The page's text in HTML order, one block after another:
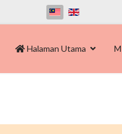
Halaman Utama